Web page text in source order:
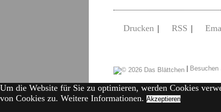
Drucken | RSS |
|
Um die Website für Sie zu optimieren, werden Cookies
von Cookies zu. Weitere Informationen. Akzeptieren